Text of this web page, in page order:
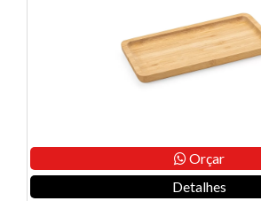
Orçar
Detalhes